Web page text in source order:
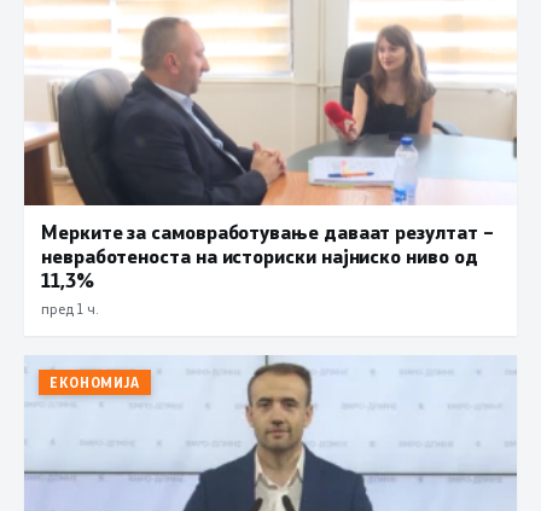
Мерките за самовработување даваат резултат –
невработеноста на историски најниско ниво од
11,3%
пред 1 ч.
ЕКОНОМИЈА